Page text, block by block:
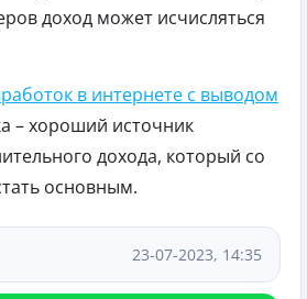
доход может исчисляться
в интернете с выводом
– хороший источник
дохода, который со
основным.
23-07-2023, 14:35